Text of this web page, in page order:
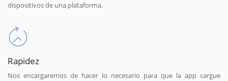
dispositivos de una plataforma.
Rapidez
Nos encargaremos de hacer lo necesario para que la app cargue